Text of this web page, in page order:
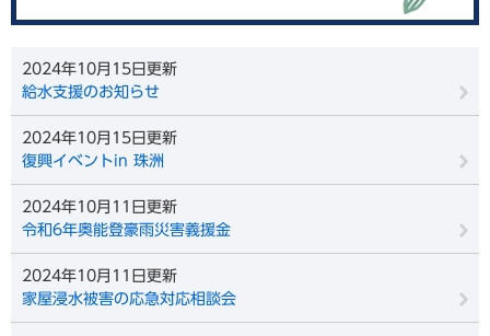
2024年10月15日更新
給水支援のお知らせ
2024年10月15日更新
復興イベントin 珠洲
2024年10月11日更新
令和6年奥能登豪雨災害義援金
2024年10月11日更新
家屋浸水被害の応急対応相談会